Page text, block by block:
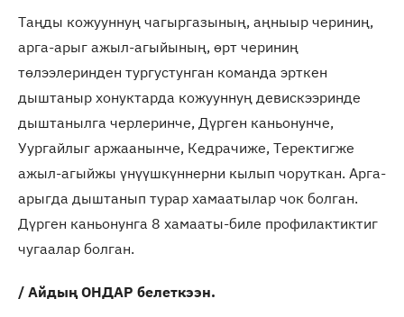
Таңды кожууннуң чагыргазының, аңныыр чериниң,
арга-арыг ажыл-агыйының, өрт чериниң
төлээлеринден тургустунган команда эрткен
дыштаныр хонуктарда кожууннуң девискээринде
дыштанылга черлеринче, Дүрген каньонунче,
Уургайлыг аржаанынче, Кедрачиже, Теректигже
ажыл-агыйжы үнүүшкүннерни кылып чоруткан. Арга-
арыгда дыштанып турар хамаатылар чок болган.
Дүрген каньонунга 8 хамааты-биле профилактиктиг
чугаалар болган.
/ Айдың ОНДАР белеткээн.